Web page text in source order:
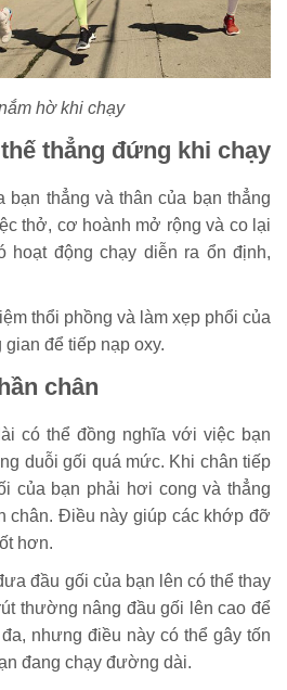
hờ khi chạy
thẳng đứng khi chạy
thẳng và thân của bạn thẳng
thở, cơ hoành mở rộng và co lại
hoạt động chạy diễn ra ổn định,
thổi phồng và làm xẹp phổi của
gian để tiếp nạp oxy.
chân
có thể đồng nghĩa với việc bạn
duỗi gối quá mức. Khi chân tiếp
của bạn phải hơi cong và thẳng
chân. Điều này giúp các khớp đỡ
hơn.
đầu gối của bạn lên có thể thay
thường nâng đầu gối lên cao để
nhưng điều này có thể gây tốn
đang chạy đường dài.